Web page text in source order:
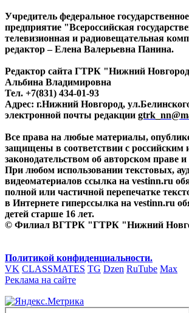
Учредитель федеральное
предприятие "Всероссийская
телевизионная и радиовещательная
редактор – Елена Валерьевна Панина.
Редактор сайта ГТРК "Нижний
Альбина Владимировна
Тел. +7(831) 434-01-93
Адрес: г.Нижний Новгород,
электронной почты редакции
Все права на любые материалы,
защищены в соответствии с
законодательством об авторском праве
При любом использовании текстовых,
видеоматериалов ссылка на vestinn.ru
полной или частичной перепечатке
в Интернете гиперссылка на vestinn.ru
детей старше 16 лет.
© Филиал ВГТРК "ГТРК "Нижний
Политикой конфиденциальности.
VK CLASSMATES TG Dzen RuTube Max
Реклама на сайте